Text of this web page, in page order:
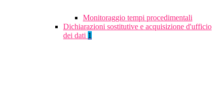
Monitoraggio tempi procedimentali
Dichiarazioni sostitutive e acquisizione d'ufficio
dei dati 1